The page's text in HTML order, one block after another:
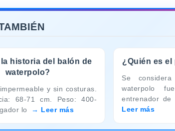
historia del balón de
waterpolo?
y sin costuras.
68-71 cm. Peso: 400-
lo
Leer más
¿Quién es
Se
waterpolo
entrenador de
Leer más